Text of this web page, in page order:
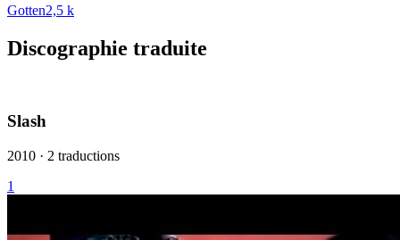
Gotten2,5 k
Discographie traduite
Slash
2010 · 2 traductions
1